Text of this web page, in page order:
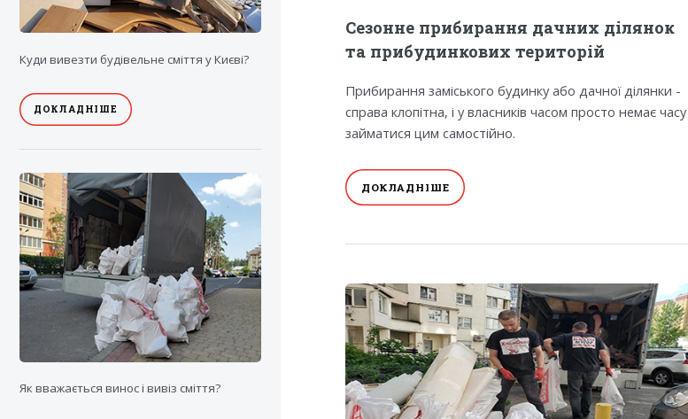
Сезонне прибирання дачних ділянок
та прибудинкових територій
Прибирання заміського будинку або дачної ділянки -
справа клопітна, і у власників часом просто немає часу
займатися цим самостійно.
ДОКЛАДНІШЕ
Куди вивезти будівельне сміття у Києві?
ДОКЛАДНІШЕ
Як вважається винос і вивіз сміття?